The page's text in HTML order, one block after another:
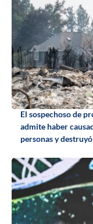
El sospechoso de
admite haber
personas y